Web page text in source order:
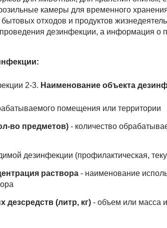
камеры для временного
отходов и продуктов
дезинфекции, а информация о
2-3. Наименование объекта
помещения или территории
во предметов) - количество
дезинфекции (профилактическая,
раствора - наименование
дезсредств (литр, кг) - объем или масса